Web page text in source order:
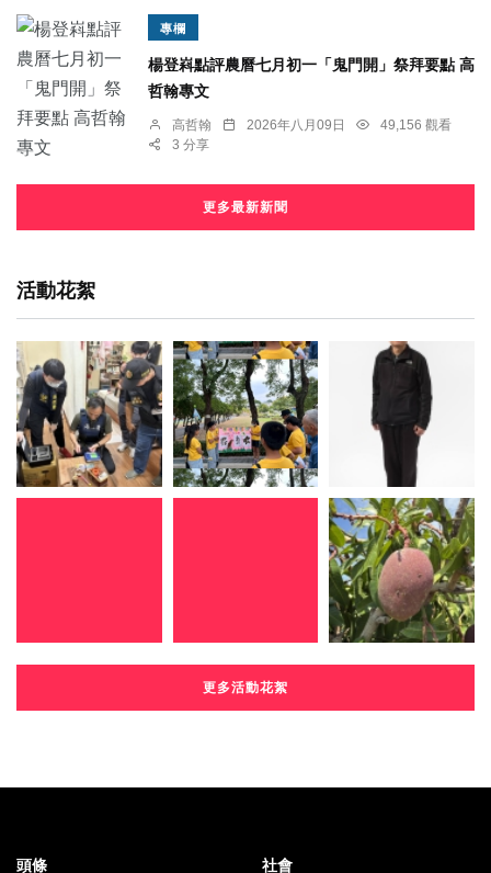
專欄
楊登嵙點評農曆七月初一「鬼門開」祭拜要點 高
哲翰專文
高哲翰 2026年八月09日
49,156 觀看
3 分享
更多最新新聞
活動花絮
更多活動花絮
頭條 社會